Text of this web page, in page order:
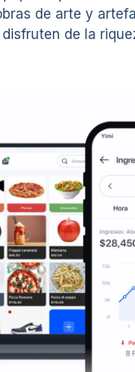
de arte y
de la